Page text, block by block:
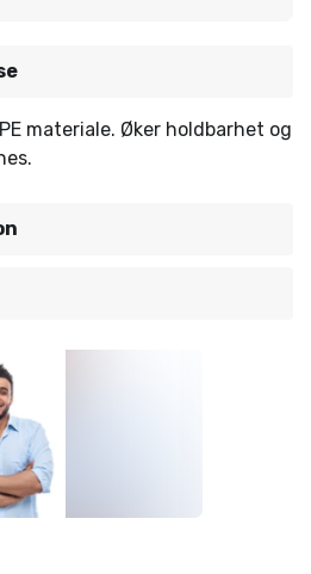
materiale. Øker holdbarhet og